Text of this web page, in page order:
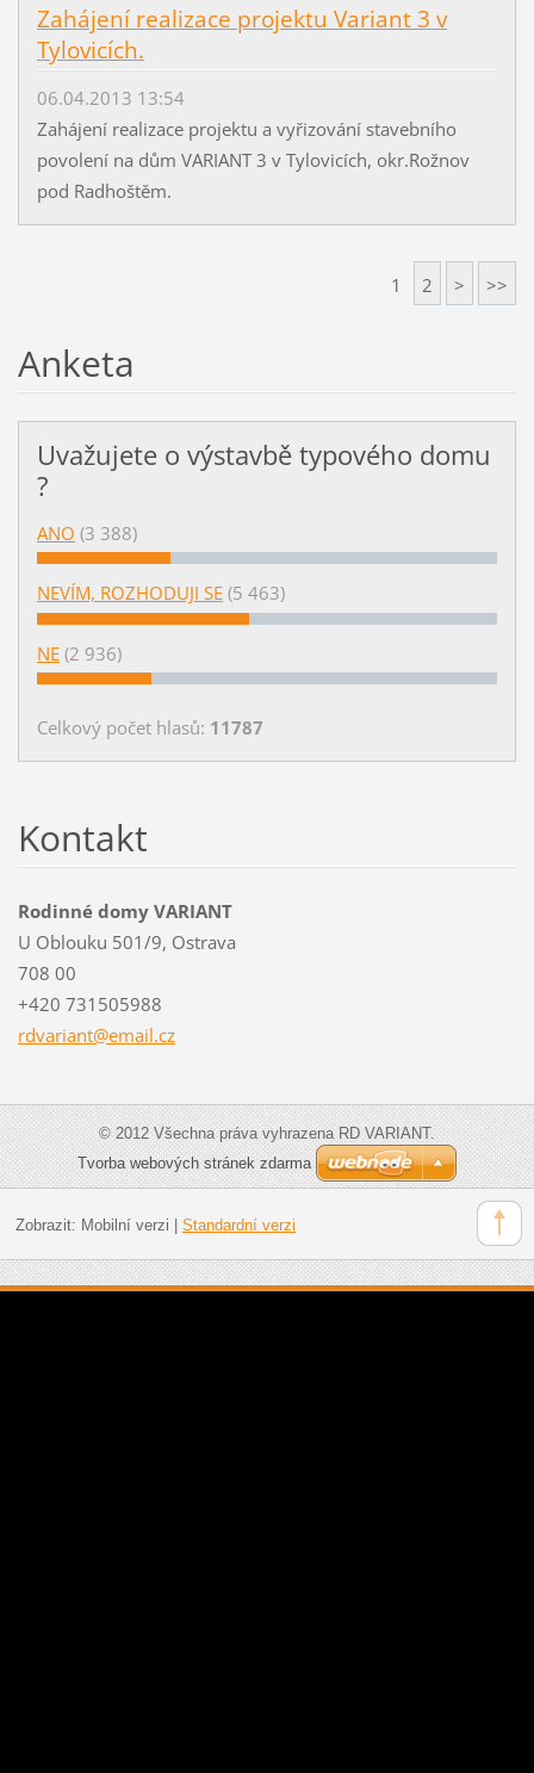
Zahájení realizace projektu Variant 3 v
Tylovicích.
06.04.2013 13:54
Zahájení realizace projektu a vyřizování stavebního
povolení na dům VARIANT 3 v Tylovicích, okr.Rožnov
pod Radhoštěm.
1 2 > >>
Anketa
Uvažujete o výstavbě typového domu
?
ANO (3 388)
NEVÍM, ROZHODUJI SE (5 463)
NE (2 936)
Celkový počet hlasů: 11787
Kontakt
Rodinné domy VARIANT
U Oblouku 501/9, Ostrava
708 00
+420 731505988
rdvariant@email.cz
© 2012 Všechna práva vyhrazena RD VARIANT.
Tvorba webových stránek zdarma
Zobrazit: Mobilní verzi Standardní verzi